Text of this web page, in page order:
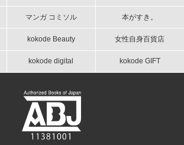
マンガ コミソル 本がすき。
kokode Beauty 女性自身百貨店
kokode digital kokode GIFT